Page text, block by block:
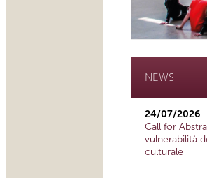
NEWS
24/07/2026
Call for
vulnerabilità
culturale